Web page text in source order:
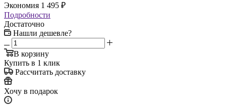
Экономия 1 495 ₽
Подробности
Достаточно
Нашли дешевле?
В корзину
Купить в 1 клик
Рассчитать доставку
Хочу в подарок